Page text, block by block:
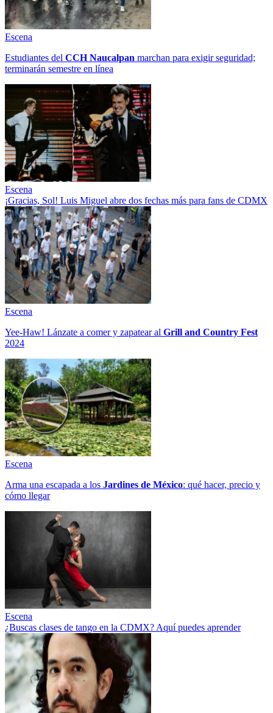
Escena
Estudiantes del CCH Naucalpan marchan para exigir seguridad;
terminarán semestre en línea
Escena
¡Gracias, Sol! Luis Miguel abre dos fechas más para fans de CDMX
Escena
Yee-Haw! Lánzate a comer y zapatear al Grill and Country Fest
2024
Escena
Arma una escapada a los Jardines de México: qué hacer, precio y
cómo llegar
Escena
¿Buscas clases de tango en la CDMX? Aquí puedes aprender